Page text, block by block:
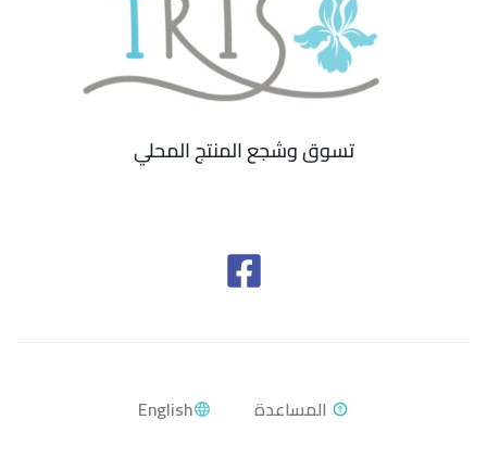
تسوق وشجع المنتج المحلي
English